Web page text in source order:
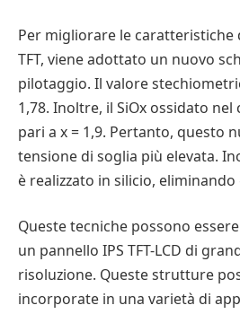
Per migliorare le
TFT, viene adottato un nuovo
pilotaggio. Il valore
1,78. Inoltre, il SiOx ossidato
pari a x = 1,9. Pertanto, questo
tensione di soglia più elevata.
è realizzato in silicio,
Queste tecniche possono
un pannello IPS TFT-LCD di
risoluzione. Queste strutture
incorporate in una varietà di